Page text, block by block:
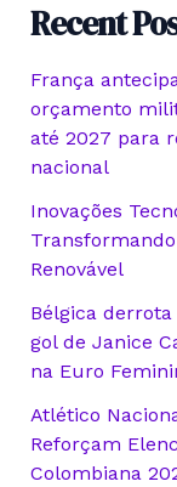
Recent
França
orçamento
até 2027 para
nacional
Inovações
Renovável
Bélgica
gol de Janice
na Euro
Atlético
Reforçam
Colombiana